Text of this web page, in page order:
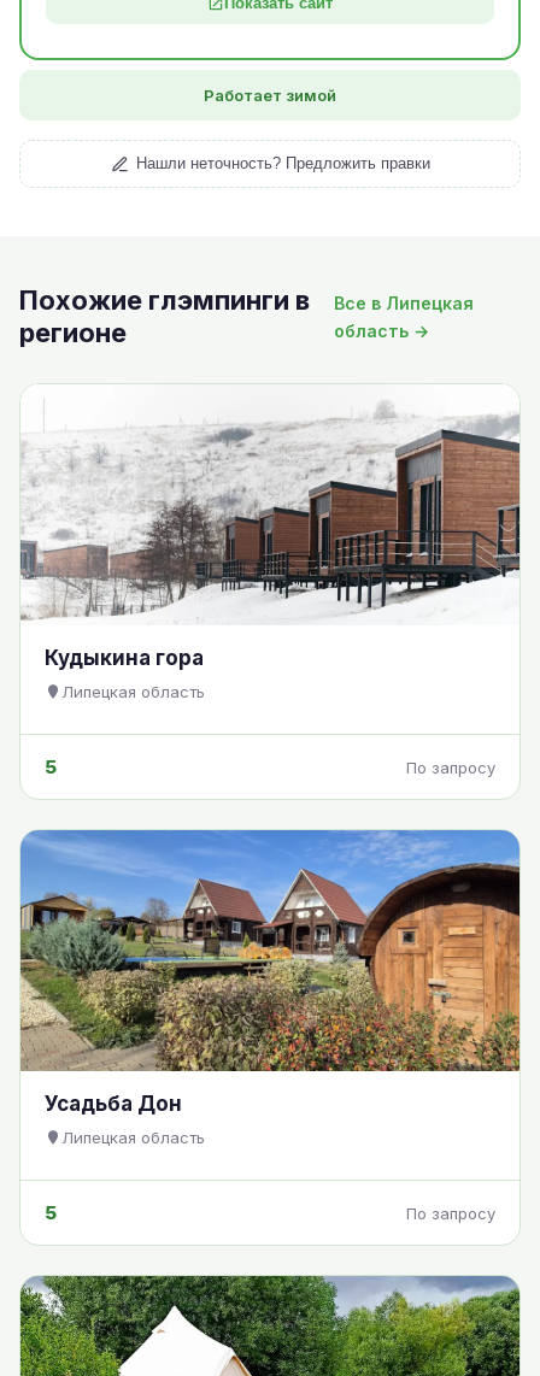
Работает зимой
Нашли неточность? Предложить правки
Похожие глэмпинги в
регионе
Все в Липецкая
область →
Кудыкина гора
Липецкая область
5 По запросу
Усадьба Дон
Липецкая область
5 По запросу